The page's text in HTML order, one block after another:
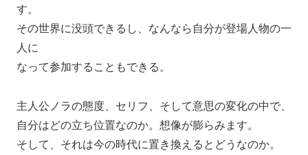
す。
その世界に没頭できるし、なんなら自分が登場人物の一
人に
なって参加することもできる。
主人公ノラの態度、セリフ、そして意思の変化の中で、
自分はどの立ち位置なのか。想像が膨らみます。
そして、それは今の時代に置き換えるとどうなのか。